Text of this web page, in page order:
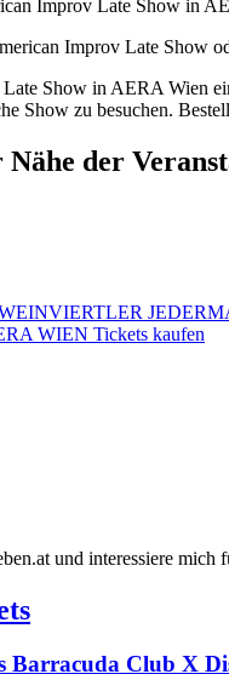
Improv Late Show in
Improv Late Show
Show in AERA Wien
Show zu besuchen.
der
WIEN Tickets kaufen
und interessiere
Barracuda Club X